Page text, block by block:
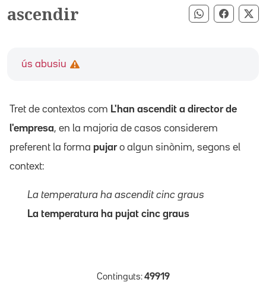
ascendir Compartir
ús abusiu
Tret de contextos com L'han ascendit a director de
l'empresa, en la majoria de casos considerem
preferent la forma pujaro algun sinònim, segons el
context:
La temperatura ha ascendit cinc graus
La temperatura ha pujat cinc graus
Continguts: 49919